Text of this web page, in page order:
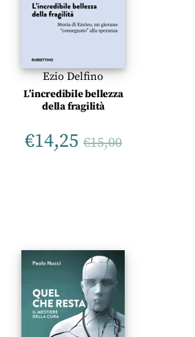
Ezio Delfino
L’incredibile bellezza
della fragilità
€14,25 €15,00